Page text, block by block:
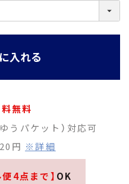
必
入れる
無料
ゆうパケット）対応可
円 ※詳細
便4点まで】 OK